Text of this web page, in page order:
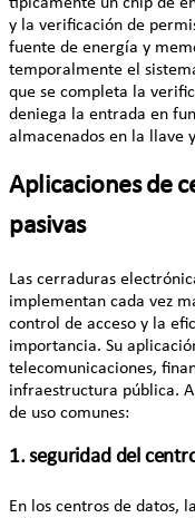
y la verificación de
fuente de energía y
temporalmente el
que se completa la
deniega la entrada en
almacenados en la llave
Aplicaciones de
pasivas
Las cerraduras
implementan cada vez
control de acceso y la
importancia. Su
telecomunicaciones,
infraestructura pública.
de uso comunes:
1. seguridad del
En los centros de datos,